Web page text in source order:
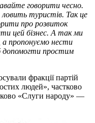
говорити чесно.
ловить туристів. Так це
про розвиток
цей бізнес. А так ми
а пропонуємо нести
допомогти простим
фракції партій
людей», частково
«Слуги народу» —